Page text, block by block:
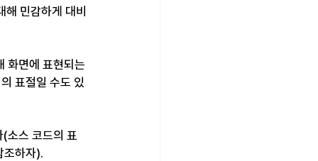
민감하게 대비
화면에 표현되는
표절일 수도 있
소스 코드의 표
조하자).